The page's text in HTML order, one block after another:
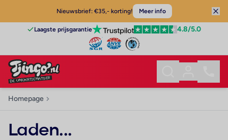
Nieuwsbrief: €35,- korting! Meer info
Laagste prijsgarantie 4.8/5.0
Homepage
Laden...